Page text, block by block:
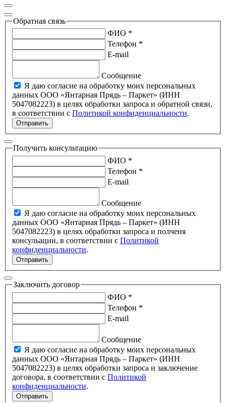
Обратная связь
ФИО *
Телефон *
E-mail
Сообщение
Я даю согласие на обработку моих персональных
данных ООО «Янтарная Прядь – Паркет» (ИНН
5047082223) в целях обработки запроса и обратной связи,
в соответствии с Политикой конфиденциальности.
Отправить
Получить консультацию
ФИО *
Телефон *
E-mail
Сообщение
Я даю согласие на обработку моих персональных
данных ООО «Янтарная Прядь – Паркет» (ИНН
5047082223) в целях обработки запроса и полченя
консульации, в соответствии с Политикой
конфиденциальности.
Отправить
Заключить договор
ФИО *
Телефон *
E-mail
Сообщение
Я даю согласие на обработку моих персональных
данных ООО «Янтарная Прядь – Паркет» (ИНН
5047082223) в целях обработки запроса и заключение
договора, в соответствии с Политикой
конфиденциальности.
Отправить